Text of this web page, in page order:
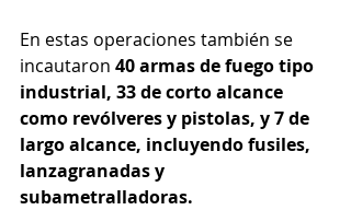
En estas operaciones también se
incautaron 40 armas de fuego tipo
industrial, 33 de corto alcance
como revólveres y pistolas, y 7 de
largo alcance, incluyendo fusiles,
lanzagranadas y
subametralladoras.